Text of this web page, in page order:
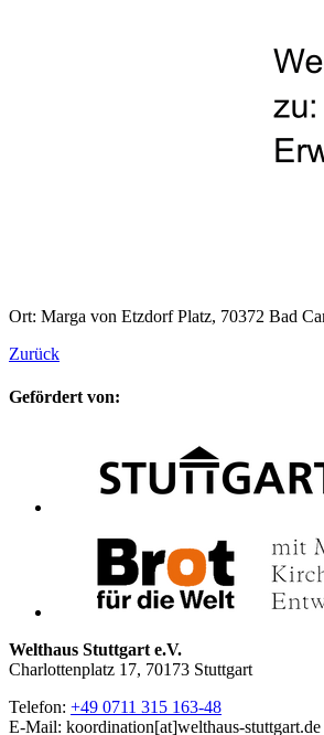
Ort: Marga von Etzdorf Platz, 70372 Bad
Zurück
Gefördert von:
Welthaus Stuttgart e.V.
Charlottenplatz 17, 70173 Stuttgart
Telefon: +49 0711 315 163-48
E-Mail: koordination[at]welthaus-stuttgart.de